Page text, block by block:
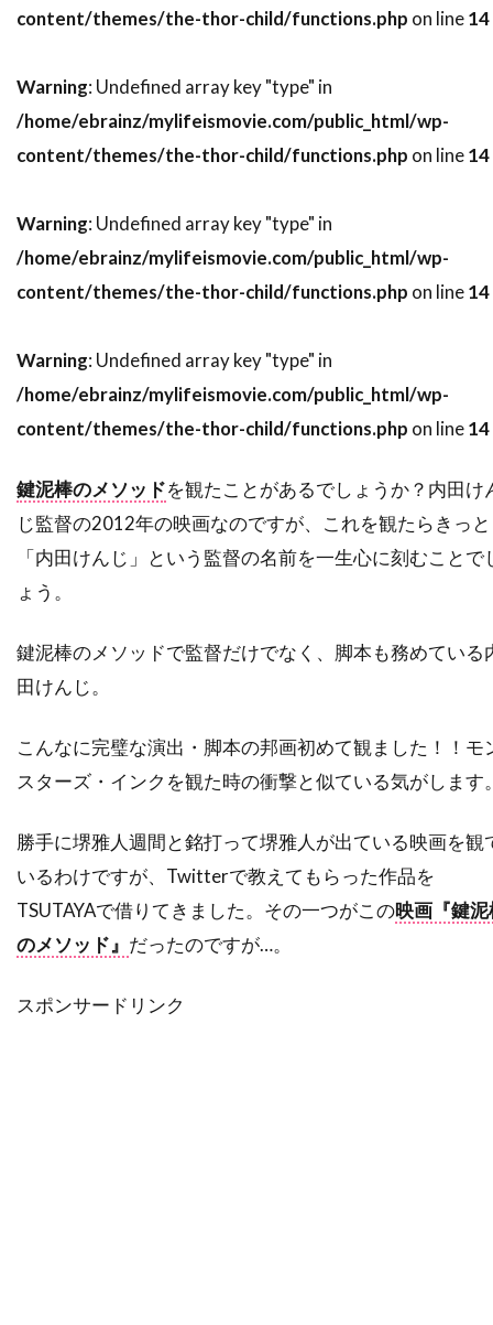
スティーヴン・モファット
スティーヴ・イースティン
スティーヴ・コーレン
スティーヴ・ゴリン
スティーヴ・シェイガン
スティーヴ・スターキー
スティーヴ・ブシェミ
スティーヴ・メラー
スティーヴ・ローレンス
ステイシー・シェア
ステパン・マーティローシアン
ステファヌ・メッツジェール
ステファーヌ・スペリ
ステュー・ライリー
ステラン・スカルスガルド
スプレイグ・グレイデン
スペイン
スポーツ映画
スリラー映画
スワヴォミール・イジャック
スヴェン・ニクヴィスト
スーザン・ミスナー
スーザン・モントフォード
スーザン・ワトキンス
スージー・エイミス
スージー・カーツ
スー・アームストロング
ズハイル・ハダド
ズーイー・デシャネル
content/themes/the-thor-child/functions.php on line14
Warning: Undefined array key "type" in
/home/ebrainz/mylifeismovie.com/public_html/wp-
content/themes/the-thor-child/functions.php on line14
Warning: Undefined array key "type" in
/home/ebrainz/mylifeismovie.com/public_html/wp-
content/themes/the-thor-child/functions.php on line14
Warning: Undefined array key "type" in
/home/ebrainz/mylifeismovie.com/public_html/wp-
content/themes/the-thor-child/functions.php on line14
鍵泥棒のメソッドを観たことがあるでしょうか？内田け
じ監督の2012年の映画なのですが、これを観たらきっと
「内田けんじ」という監督の名前を一生心に刻むことで
ょう。
鍵泥棒のメソッドで監督だけでなく、脚本も務めている
田けんじ。
こんなに完璧な演出・脚本の邦画初めて観ました！！モ
スターズ・インクを観た時の衝撃と似ている気がします
勝手に堺雅人週間と銘打って堺雅人が出ている映画を観
いるわけですが、Twitterで教えてもらった作品を
TSUTAYAで借りてきました。その一つがこの映画『鍵泥
のメソッド』 だったのですが…。
スポンサードリンク